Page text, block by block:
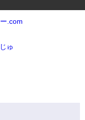
.com
ゅ